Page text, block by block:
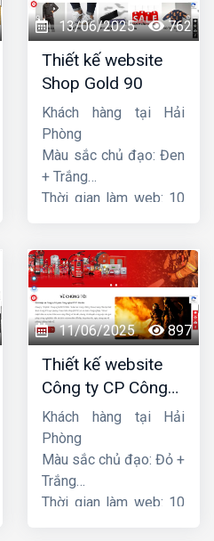
13/06/2025 762
Thiết kế website
Shop Gold 90
Khách hàng tại Hải
Phòng
Màu sắc chủ đạo: Đen
+ Trắng
Thời gian làm web: 10
11/06/2025 897
Thiết kế website
Công ty CP Công
nghệ PCCC Bắc Hà
Khách hàng tại Hải
Phòng
Màu sắc chủ đạo: Đỏ +
Trắng
Thời gian làm web: 10